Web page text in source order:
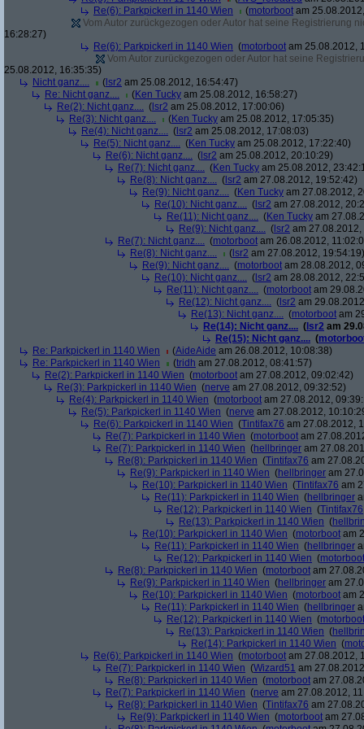
Re(6): Parkpickerl in 1140 Wien
(motorboot am
Vom Autor zurückgezogen oder Autor hat seine Registrierung
16:28:27)
Re(6): Parkpickerl in 1140 Wien (motorboot am 25.08.2012,
Vom Autor zurückgezogen oder Autor hat seine
25.08.2012, 16:35:35)
Nicht ganz....
( lsr2 am 25.08.2012, 16:54:47)
Re: Nicht ganz....
(Ken Tucky am 25.08.2012, 16:58:27)
Re(2): Nicht ganz.... ( lsr2 am 25.08.2012, 17:00:06)
Re(3): Nicht ganz....
(Ken Tucky am 25.08.2012, 17:05:35)
Re(4): Nicht ganz.... ( lsr2 am 25.08.2012, 17:08:03)
Re(5): Nicht ganz.... (Ken Tucky am 25.08.2012, 17:22:40)
Re(6): Nicht ganz.... ( lsr2 am 25.08.2012, 20:10:29)
Re(7): Nicht ganz.... (Ken Tucky am 25.08.2012,
Re(8): Nicht ganz.... ( lsr2 am 27.08.2012, 19:52:42)
Re(9): Nicht ganz.... (Ken Tucky am 27.08.2012,
Re(10): Nicht ganz.... ( lsr2 am 27.08.2012,
Re(11): Nicht ganz.... (Ken Tucky am
Re(9): Nicht ganz.... ( lsr2 am
Re(7): Nicht ganz.... (motorboot am 26.08.2012,
Re(8): Nicht ganz....
( lsr2 am 27.08.2012, 19:54:19)
Re(9): Nicht ganz.... (motorboot am 28.08.2012,
Re(10): Nicht ganz.... ( lsr2 am 28.08.2012,
Re(11): Nicht ganz.... (motorboot am
Re(12): Nicht ganz.... ( lsr2 am
Re(13): Nicht ganz.... (motorboot am
Re(14): Nicht ganz.... ( lsr2 am
Re(15): Nicht ganz.... (
Re: Parkpickerl in 1140 Wien
(AideAide am 26.08.2012, 10:08:38)
Re: Parkpickerl in 1140 Wien
(tridh am 27.08.2012, 08:41:57)
Re(2): Parkpickerl in 1140 Wien (motorboot am 27.08.2012, 09:02:42)
Re(3): Parkpickerl in 1140 Wien (nerve am 27.08.2012, 09:32:52)
Re(4): Parkpickerl in 1140 Wien (motorboot am 27.08.2012,
Re(5): Parkpickerl in 1140 Wien (nerve am 27.08.2012,
Re(6): Parkpickerl in 1140 Wien (Tintifax76 am 27.08.2012,
Re(7): Parkpickerl in 1140 Wien (motorboot am
Re(7): Parkpickerl in 1140 Wien (hellbringer am
Re(8): Parkpickerl in 1140 Wien (Tintifax76 am
Re(9): Parkpickerl in 1140 Wien (hellbringer am
Re(10): Parkpickerl in 1140 Wien (Tintifax76 am
Re(11): Parkpickerl in 1140 Wien (hellbringer
Re(12): Parkpickerl in 1140 Wien (Tintifax76
Re(13): Parkpickerl in 1140 Wien (
Re(10): Parkpickerl in 1140 Wien (motorboot am
Re(11): Parkpickerl in 1140 Wien (hellbringer
Re(12): Parkpickerl in 1140 Wien (motorboot
Re(8): Parkpickerl in 1140 Wien (motorboot am
Re(9): Parkpickerl in 1140 Wien (hellbringer am
Re(10): Parkpickerl in 1140 Wien (motorboot am
Re(11): Parkpickerl in 1140 Wien (hellbringer
Re(12): Parkpickerl in 1140 Wien (motorboot
Re(13): Parkpickerl in 1140 Wien (
Re(14): Parkpickerl in 1140 Wien (
Re(6): Parkpickerl in 1140 Wien (motorboot am 27.08.2012,
Re(7): Parkpickerl in 1140 Wien (Wizard51 am
Re(8): Parkpickerl in 1140 Wien (motorboot am
Re(7): Parkpickerl in 1140 Wien (nerve am 27.08.2012,
Re(8): Parkpickerl in 1140 Wien (Tintifax76 am
Re(9): Parkpickerl in 1140 Wien (motorboot am